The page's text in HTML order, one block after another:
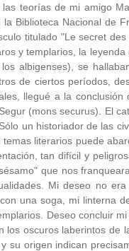
teorías de mi amigo
Biblioteca Nacional de
titulado "Le secret
y templarios, la leyenda
albigenses), se
de ciertos períodos,
llegué a la
(mons securus). El
un historiador de las
literarios puede
tan difícil y
que nos
Mi deseo no
una soga, mi linterna
Deseo concluir
los oscuros laberintos
su origen indican